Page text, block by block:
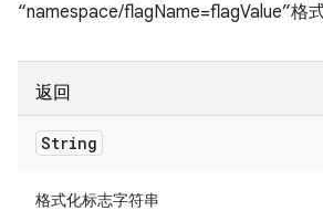
“namespace/flagName=flagValue”格
返回
String
格式化标志字符串